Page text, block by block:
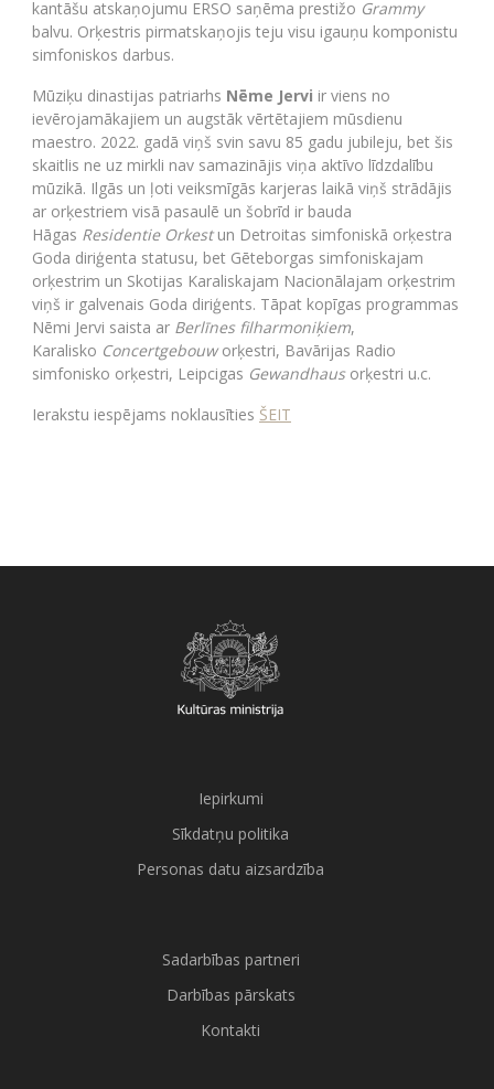
kantāšu atskaņojumu ERSO saņēma prestižo Grammy
balvu. Orķestris pirmatskaņojis teju visu igauņu komponistu
simfoniskos darbus.
Mūziķu dinastijas patriarhs Nēme Jervi ir viens no
ievērojamākajiem un augstāk vērtētajiem mūsdienu
maestro. 2022. gadā viņš svin savu 85 gadu jubileju, bet šis
skaitlis ne uz mirkli nav samazinājis viņa aktīvo līdzdalību
mūzikā. Ilgās un ļoti veiksmīgās karjeras laikā viņš strādājis
ar orķestriem visā pasaulē un šobrīd ir bauda
Hāgas Residentie Orkestun Detroitas simfoniskā orķestra
Goda diriģenta statusu, bet Gēteborgas simfoniskajam
orķestrim un Skotijas Karaliskajam Nacionālajam orķestrim
viņš ir galvenais Goda diriģents. Tāpat kopīgas programmas
Nēmi Jervi saista ar Berlīnes filharmoniķiem,
Karalisko Concertgebouworķestri, Bavārijas Radio
simfonisko orķestri, Leipcigas Gewandhaus orķestri u.c.
Ierakstu iespējams noklausīties ŠEIT
Iepirkumi
Sīkdatņu politika
Personas datu aizsardzība
Sadarbības partneri
Darbības pārskats
Kontakti